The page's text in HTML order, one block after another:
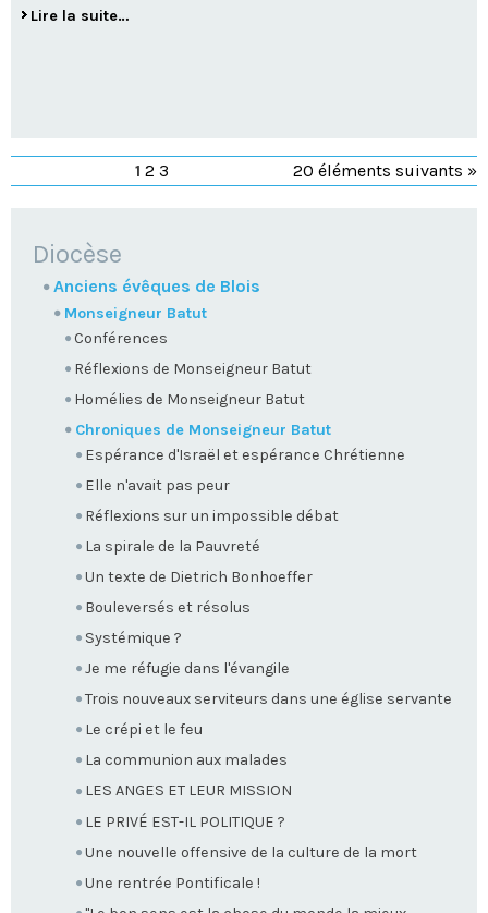
Lire la suite…
20 éléments suivants »
1 2 3
NAVIGATION
Diocèse
Anciens évêques de Blois
Monseigneur Batut
Conférences
Réflexions de Monseigneur Batut
Homélies de Monseigneur Batut
Chroniques de Monseigneur Batut
Espérance d'Israël et espérance Chrétienne
Elle n'avait pas peur
Réflexions sur un impossible débat
La spirale de la Pauvreté
Un texte de Dietrich Bonhoeffer
Bouleversés et résolus
Systémique ?
Je me réfugie dans l'évangile
Trois nouveaux serviteurs dans une église servante
Le crépi et le feu
La communion aux malades
LES ANGES ET LEUR MISSION
LE PRIVÉ EST-IL POLITIQUE ?
Une nouvelle offensive de la culture de la mort
Une rentrée Pontificale !